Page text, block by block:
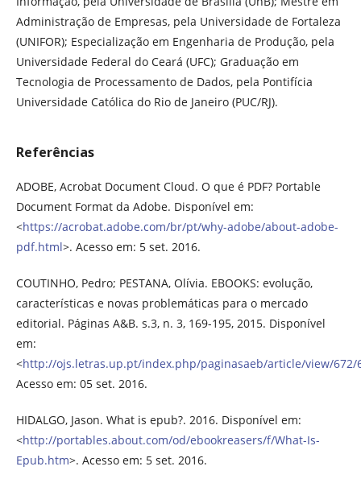
Administração de Empresas, pela Universidade de Fortaleza
(UNIFOR); Especialização em Engenharia de Produção, pela
Universidade Federal do Ceará (UFC); Graduação em
Tecnologia de Processamento de Dados, pela Pontifícia
Universidade Católica do Rio de Janeiro (PUC/RJ).
Referências
ADOBE, Acrobat Document Cloud. O que é PDF? Portable
Document Format da Adobe. Disponível em:
<https://acrobat.adobe.com/br/pt/why-adobe/about-adobe-
pdf.html>. Acesso em: 5 set. 2016.
COUTINHO, Pedro; PESTANA, Olívia. EBOOKS: evolução,
características e novas problemáticas para o mercado
editorial. Páginas A&B. s.3, n. 3, 169-195, 2015. Disponível
em:
<http://ojs.letras.up.pt/index.php/paginasaeb/article/view/672/
Acesso em: 05 set. 2016.
HIDALGO, Jason. What is epub?. 2016. Disponível em:
<http://portables.about.com/od/ebookreasers/f/What-Is-
Epub.htm>. Acesso em: 5 set. 2016.